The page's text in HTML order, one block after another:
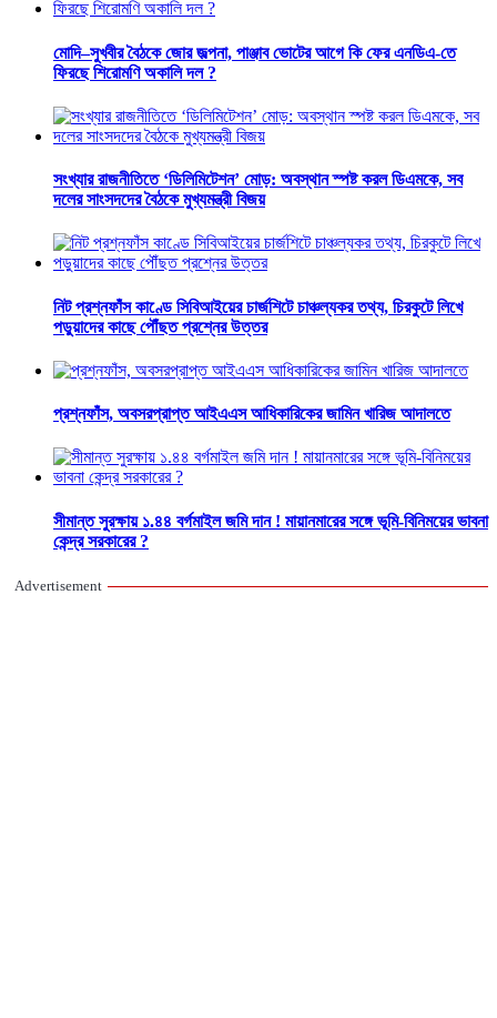
মোদি–সুখবীর বৈঠকে জোর জল্পনা, পাঞ্জাব ভোটের আগে কি ফের এনডিএ-তে
ফিরছে শিরোমণি অকালি দল ?
সংখ্যার রাজনীতিতে ‘ডিলিমিটেশন’ মোড়: অবস্থান স্পষ্ট করল ডিএমকে, সব
দলের সাংসদদের বৈঠকে মুখ্যমন্ত্রী বিজয়
নিট প্রশ্নফাঁস কাণ্ডে সিবিআইয়ের চার্জশিটে চাঞ্চল্যকর তথ্য, চিরকুটে লিখে
পড়ুয়াদের কাছে পৌঁছত প্রশ্নের উত্তর
প্রশ্নফাঁস, অবসরপ্রাপ্ত আইএএস আধিকারিকের জামিন খারিজ আদালতে
সীমান্ত সুরক্ষায় ১.৪৪ বর্গমাইল জমি দান ! মায়ানমারের সঙ্গে ভূমি-বিনিময়ের ভাবনা
কেন্দ্র সরকারের ?
Advertisement